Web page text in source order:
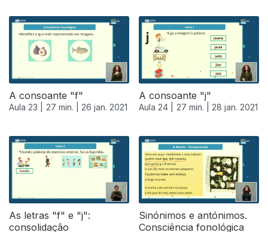
A consoante "f"
Aula 23 | 27 min. | 26 jan. 2021
A consoante "j"
Aula 24 | 27 min. | 28 jan. 2021
520628
As letras "f" e "j":
consolidação
Sinónimos e antónimos.
Consciência fonológica